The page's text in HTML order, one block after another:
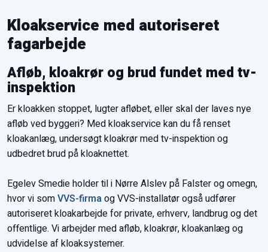
Kloakservice med autoriseret
fagarbejde
Afløb, kloakrør og brud fundet med tv-
inspektion
Er kloakken stoppet, lugter afløbet, eller skal der laves nye
afløb ved byggeri? Med kloakservice kan du få renset
kloakanlæg, undersøgt kloakrør med tv-inspektion og
udbedret brud på kloaknettet.
Egelev Smedie holder til i Nørre Alslev på Falster og omegn,
hvor vi somVVS-firmaog VVS-installatør også udfører
autoriseret kloakarbejde for private, erhverv, landbrug og det
offentlige. Vi arbejder med afløb, kloakrør, kloakanlæg og
udvidelse af kloaksystemer.